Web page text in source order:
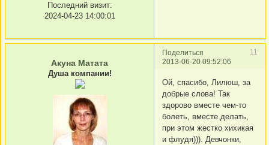
Последний визит:
2024-04-23 14:00:01
Поделиться
11
2013-06-20 09:52:06
Акуна Матата
Душа компании!
Ой, спасибо, Лилюш, за
добрые слова! Так
здорово вместе чем-то
болеть, вместе делать,
при этом жестко хихикая
и флудя))). Девчонки,